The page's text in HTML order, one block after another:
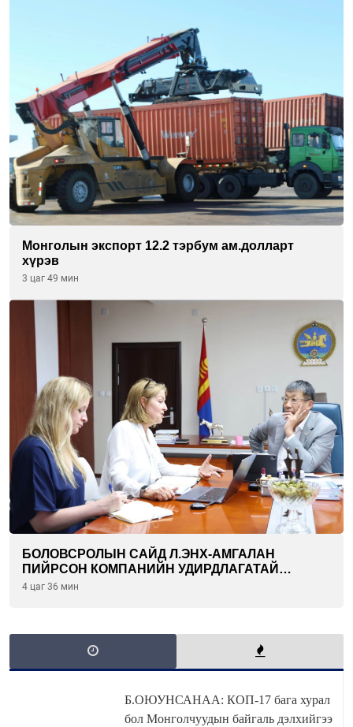
Монголын экспорт 12.2 тэрбум ам.долларт
хүрэв
3 цаг 49 мин
БОЛОВСРОЛЫН САЙД Л.ЭНХ-АМГАЛАН
ПИЙРСОН КОМПАНИЙН УДИРДЛАГАТАЙ
УУЛЗЛАА
4 цаг 36 мин
Б.ОЮУНСАНАА: КОП-17 бага хурал
бол Монголчуудын байгаль дэлхийгээ